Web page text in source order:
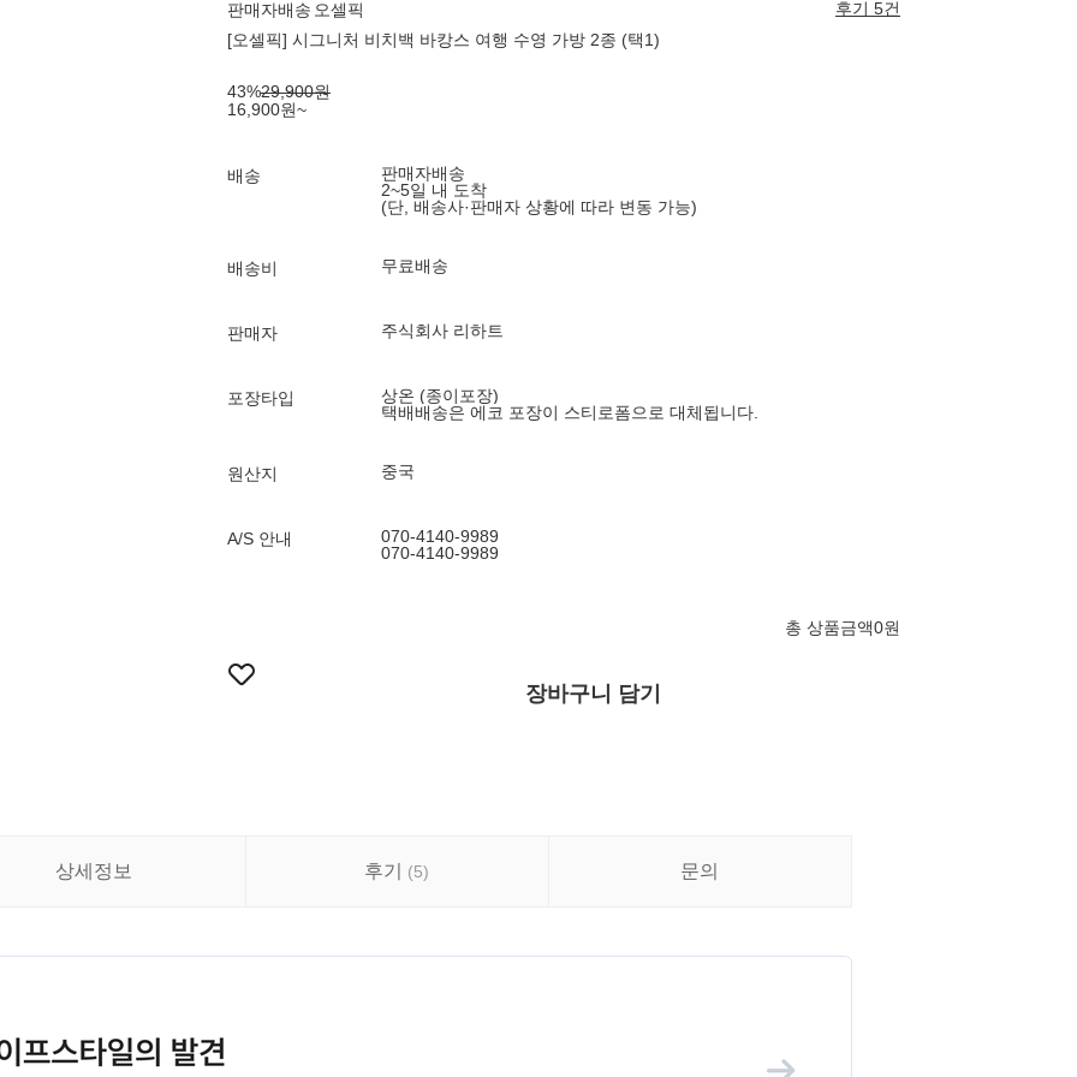
판매자배송 오셀픽
후기 5건
[오셀픽] 시그니처 비치백 바캉스 여행 수영 가방 2종 (택1)
43%29,900원
16,900원~
배송
판매자배송
2~5일 내 도착
(단, 배송사·판매자 상황에 따라 변동 가능)
배송비 무료배송
판매자 주식회사 리하트
포장타입
상온 (종이포장)
택배배송은 에코 포장이 스티로폼으로 대체됩니다.
원산지 중국
A/S 안내
070-4140-9989
070-4140-9989
총 상품금액0원
장바구니 담기
상세정보 후기 (5) 문의